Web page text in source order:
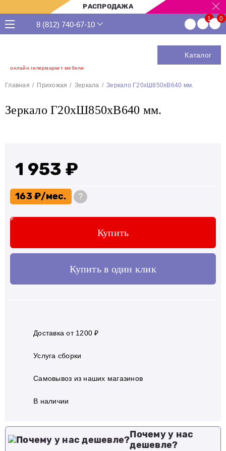
РАСПРОДАЖА
онлайн гипермаркет мебели
8 (812) 740-67-10
Каталог
Главная Прихожая Зеркала Зеркало Г20хШ850хВ640 мм.
Зеркало Г20хШ850хВ640 мм.
1 953 ₽
163 ₽ ?
Купить
Купить в один клик
Доставка от 1200 ₽
Услуга сборки
Самовывоз из наших магазинов
В наличии
Почему у нас
дешевле?